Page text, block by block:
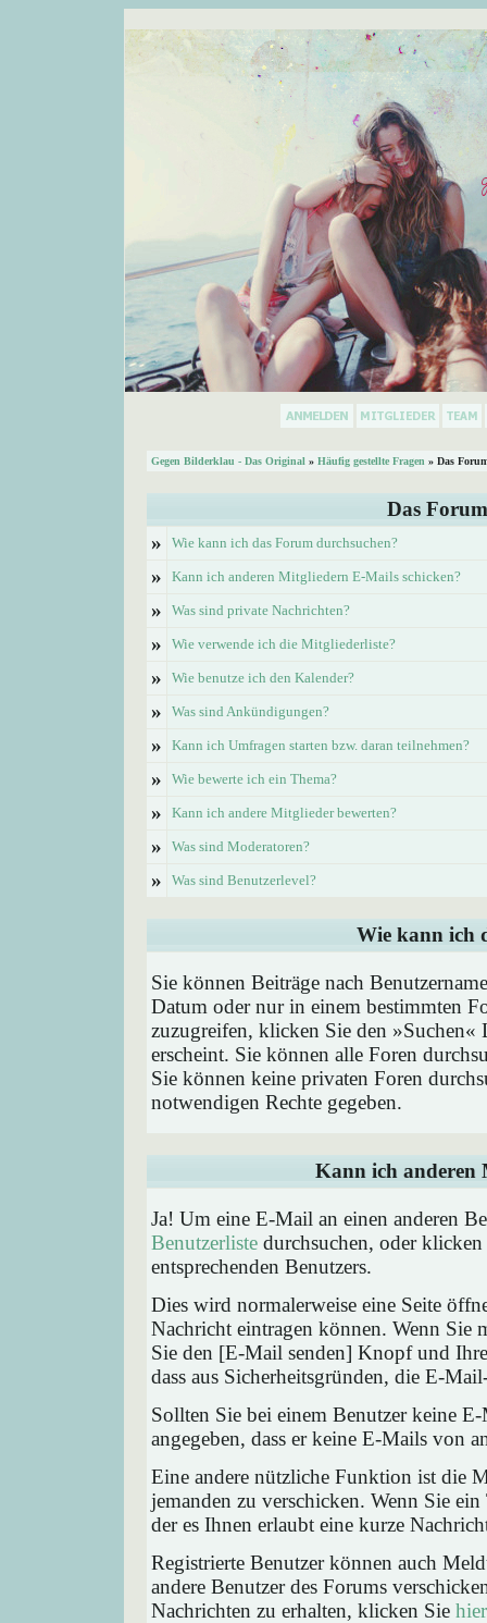
Gegen Bilderklau - Das Original » Häufig gestellte Fragen » Das
Das
»
Wie kann ich das Forum durchsuchen?
» Kann ich anderen Mitgliedern E-Mails schicken?
» Was sind private Nachrichten?
» Wie verwende ich die Mitgliederliste?
» Wie benutze ich den Kalender?
» Was sind Ankündigungen?
» Kann ich Umfragen starten bzw. daran teilnehmen?
» Wie bewerte ich ein Thema?
» Kann ich andere Mitglieder bewerten?
» Was sind Moderatoren?
» Was sind Benutzerlevel?
Wie kann ich
Sie können Beiträge nach
Datum oder nur in einem bestimmten
zuzugreifen, klicken Sie den »Suchen«
erscheint. Sie können alle Foren
Sie können keine privaten Foren
notwendigen Rechte gegeben.
Kann ich anderen
Ja! Um eine E-Mail an einen anderen
Benutzerliste durchsuchen, oder
entsprechenden Benutzers.
Dies wird normalerweise eine Seite
Nachricht eintragen können. Wenn
Sie den [E-Mail senden] Knopf und
dass aus Sicherheitsgründen, die E-
Sollten Sie bei einem Benutzer keine
angegeben, dass er keine E-Mails von
Eine andere nützliche Funktion ist die
jemanden zu verschicken. Wenn Sie
der es Ihnen erlaubt eine kurze
Registrierte Benutzer können auch
andere Benutzer des Forums
Nachrichten zu erhalten, klicken Sie hier